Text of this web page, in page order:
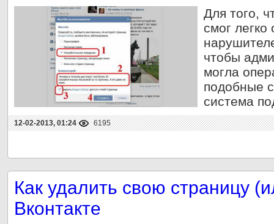
Для того,
смог легко
чтобы
могла
подобные
система
12-02-2013, 01:24 6195
Как удалить свою страницу
Вконтакте